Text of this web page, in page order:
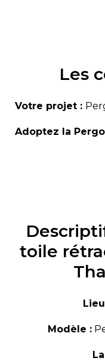
Les
Votre projet :
Adoptez la
toile
Modèle :